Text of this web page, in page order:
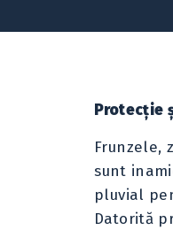
Protecţie
Frunzele,
sunt
pluvial
Datorită